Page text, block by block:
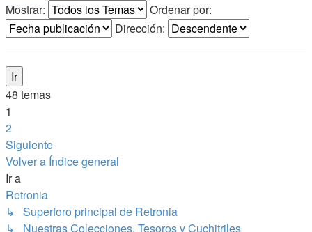
Mostrar:
Ordenar por:
Dirección:
48 temas
1
2
Siguiente
Volver a Índice general
Ir a
Retronia
↳ Superforo principal de Retronia
↳ Nuestras Colecciones, Tesoros y Cuchitriles